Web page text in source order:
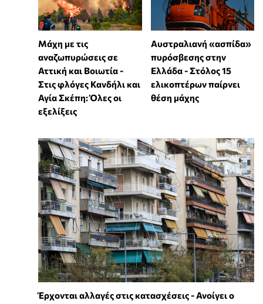
Μάχη με τις
αναζωπυρώσεις σε
Αττική και Βοιωτία -
Στις φλόγες Κανδήλι και
Αγία Σκέπη: Όλες οι
εξελίξεις
Αυστραλιανή «ασπίδα»
πυρόσβεσης στην
Ελλάδα - Στόλος 15
ελικοπτέρων παίρνει
θέση μάχης
Έρχονται αλλαγές στις κατασχέσεις - Ανοίγει ο